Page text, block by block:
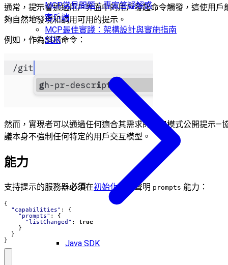
MCP常見問題：專家答疑解惑
客戶端
MCP最佳實踐：架構設計與實施指南
SDK
Java SDK
通常，提示會通過用戶界面中的用戶發起命令觸發，這使用戶
夠自然地發現和調用可用的提示。
例如，作為斜槓命令：
然而，實現者可以通過任何適合其需求的接口模式公開提示—
議本身不強制任何特定的用戶交互模型。
能力
支持提示的服務器必須在初始化期間聲明 prompts 能力：
{
"capabilities" :
{
"prompts" :
{
"listChanged" :
true
}
}
}